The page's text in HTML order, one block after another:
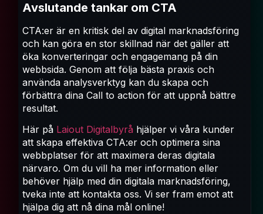
Avslutande tankar om CTA
CTA:er är en kritisk del av digital marknadsföring
och kan göra en stor skillnad när det gäller att
öka konverteringar och engagemang på din
webbsida. Genom att följa bästa praxis och
använda analysverktyg kan du skapa och
förbättra dina Call to action för att uppnå bättre
resultat.
Här på Laiout Digitalbyrå hjälper vi våra kunder
att skapa effektiva CTA:er och optimera sina
webbplatser för att maximera deras digitala
närvaro. Om du vill ha mer information eller
behöver hjälp med din digitala marknadsföring,
tveka inte att kontakta oss. Vi ser fram emot att
hjälpa dig att nå dina mål online!